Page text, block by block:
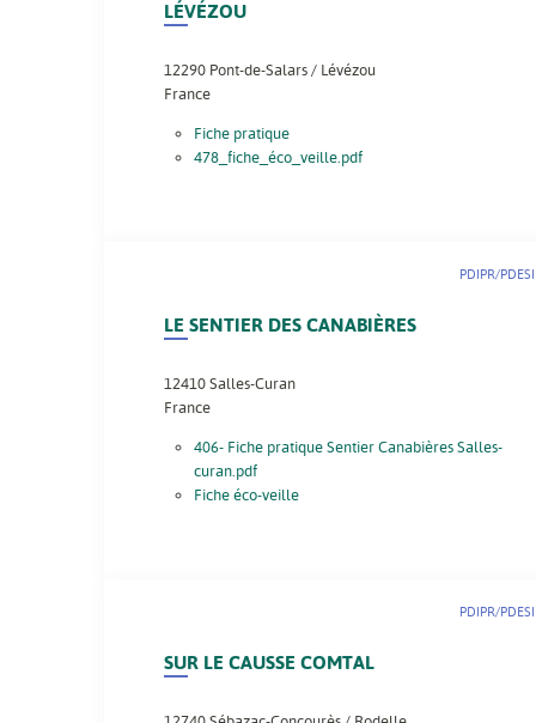
LÉVÉZOU
12290 Pont-de-Salars / Lévézou
France
Fiche pratique
478_fiche_éco_veille.pdf
LE SENTIER DES CANABIÈRES
PDIPR/PDESI
12410 Salles-Curan
France
406- Fiche pratique Sentier Canabières Salles-
curan.pdf
Fiche éco-veille
SUR LE CAUSSE COMTAL
PDIPR/PDESI